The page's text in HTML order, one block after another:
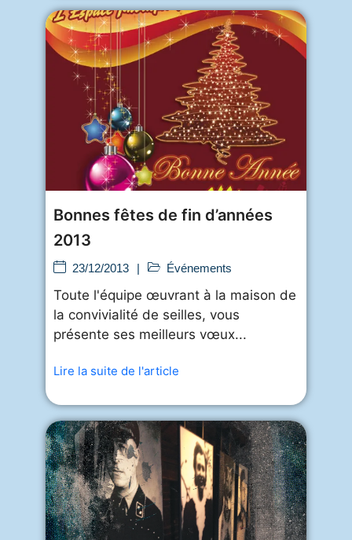
Bonnes fêtes de fin d’années
2013
23/12/2013 | Événements
Toute l'équipe œuvrant à la maison de
la convivialité de seilles, vous
présente ses meilleurs vœux...
Lire la suite de l'article